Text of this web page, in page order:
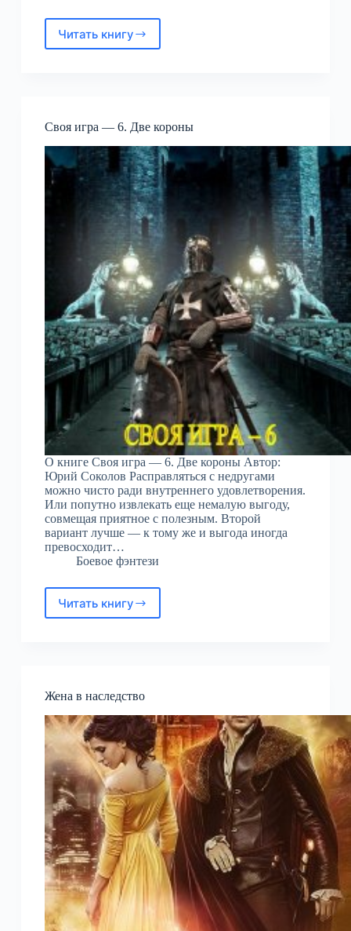
Читать книгуПрофессиональный
охоте
Своя игра — 6. Две короны
О книге Своя игра — 6. Две короны Автор:
Юрий Соколов Расправляться с недругами
можно чисто ради внутреннего удовлетворения.
Или попутно извлекать еще немалую выгоду,
совмещая приятное с полезным. Второй
вариант лучше — к тому же и выгода иногда
превосходит…
Боевое фэнтези
Читать книгу
Своя
Жена в наследство